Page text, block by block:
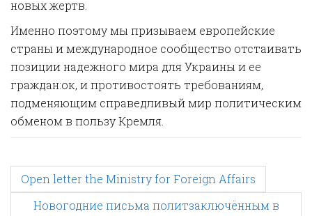
новых жертв.
Именно поэтому мы призываем европейские
страны и международное сообщество отстаивать
позиции надежного мира для Украины и ее
граждан:ок, и противостоять требованиям,
подменяющим справедливый мир политическим
обменом в пользу Кремля.
POpen letter the Ministry for Foreign Affairs
Новогодние письма политзаключённым в